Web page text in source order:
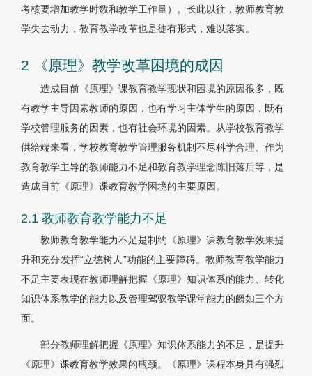
考核要增加教学时数和教学工作量）。长此以往，教师教育教
学失去动力，教育教学改革也是徒有形式，难以落实。
2 《原理》教学改革困境的成因
造成目前《原理》课教育教学现状和困境的原因很多，既
有教学主导因素教师的原因，也有学习主体学生的原因，既有
学校管理服务的因素，也有社会环境的因素。从学校教育教学
供给端来看，学校教育教学管理服务机制不尽科学合理、作为
教育教学主导的教师能力不足和教育教学理念陈旧落后等，是
造成目前《原理》课教育教学困境的主要原因。
2.1 教师教育教学能力不足
教师教育教学能力不足是制约《原理》课教育教学效果提
升和充分发挥“立德树人”功能的主要障碍。教师教育教学能力
不足主要表现在教师理解把握《原理》知识体系的能力、转化
知识体系教学的能力以及管理驾驭教学课堂能力的阙如三个方
面。
部分教师理解把握《原理》知识体系能力的不足，是提升
《原理》课教育教学效果的瓶颈。《原理》课程本身具有强烈